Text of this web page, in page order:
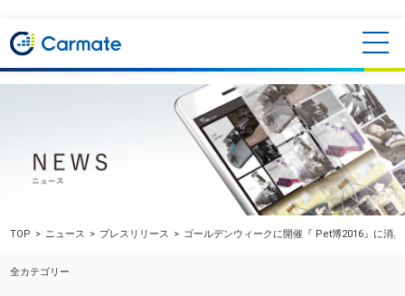
TOP ニュース プレスリリース ゴールデンウィークに開催『 Pet博2016』に消
全カテゴリー